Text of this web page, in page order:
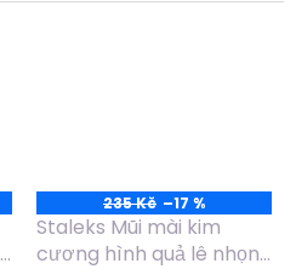
235 Kč –17 %
Staleks Mũi mài kim
cương hình quả lê nhọn